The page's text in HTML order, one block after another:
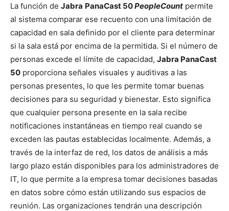
La función de Jabra PanaCast 50PeopleCount permite
al sistema comparar ese recuento con una limitación de
capacidad en sala definido por el cliente para determinar
si la sala está por encima de la permitida. Si el número de
personas excede el límite de capacidad, Jabra PanaCast
50 proporciona señales visuales y auditivas a las
personas presentes, lo que les permite tomar buenas
decisiones para su seguridad y bienestar. Esto significa
que cualquier persona presente en la sala recibe
notificaciones instantáneas en tiempo real cuando se
exceden las pautas establecidas localmente. Además, a
través de la interfaz de red, los datos de análisis a más
largo plazo están disponibles para los administradores de
IT, lo que permite a la empresa tomar decisiones basadas
en datos sobre cómo están utilizando sus espacios de
reunión. Las organizaciones tendrán una descripción